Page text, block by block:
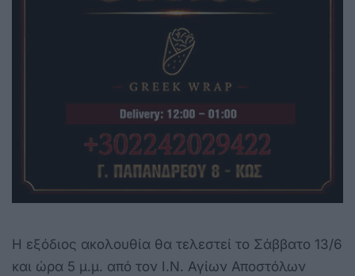
Η εξόδιος ακολουθία θα τελεστεί το Σάββατο 13/6
και ώρα 5 μ.μ. από τον Ι.Ν. Αγίων Αποστόλων